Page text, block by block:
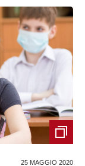
25 MAGGIO 2020